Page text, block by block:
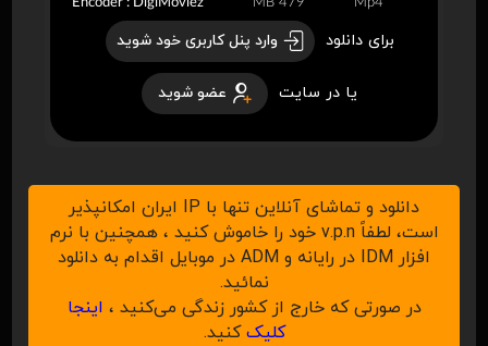
برای دانلود وارد پنل کاربری خود شوید
یا در سایت عضو شوید
دانلود و تماشای آنلاین تنها با IP ایران امکانپذیر
است، لطفاً v.p.n خود را خاموش کنید ، همچنین با نرم
افزار IDM در رایانه و ADM در موبایل اقدام به دانلود
نمائید.
در صورتی که خارج از کشور زندگی می‌کنید ، اینجا
کلیککنید.